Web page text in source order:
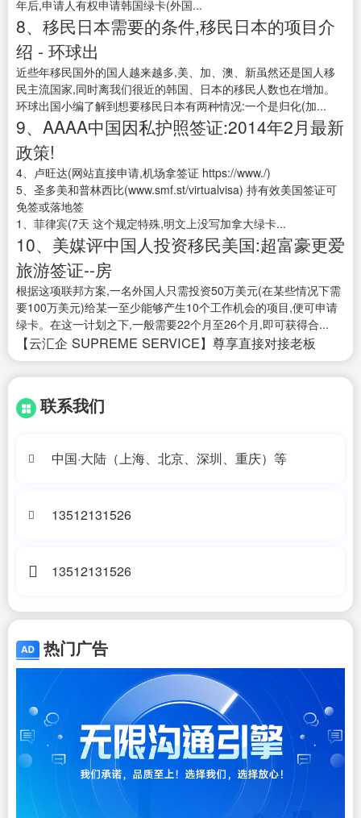
年后,申请人有权申请韩国绿卡(外国...
8、移民日本需要的条件,移民日本的项目介
绍 - 环球出
近些年移民国外的国人越来越多,美、加、澳、新虽然还是国人移
民主流国家,同时离我们很近的韩国、日本的移民人数也在增加。
环球出国小编了解到想要移民日本有两种情况:一个是归化(加...
9、AAAA中国因私护照签证:2014年2月最新
政策!
4、卢旺达(网站直接申请,机场拿签证 https://www./)
5、圣多美和普林西比(www.smf.st/virtualvisa) 持有效美国签证可
免签或落地签
1、菲律宾(7天 这个规定特殊,明文上没写加拿大绿卡...
10、美媒评中国人投资移民美国:超富豪更爱
旅游签证--房
根据这项联邦方案,一名外国人只需投资50万美元(在某些情况下需
要100万美元)给某一至少能够产生10个工作机会的项目,便可申请
绿卡。在这一计划之下,一般需要22个月至26个月,即可获得合...
【云汇企 SUPREME SERVICE】尊享直接对接老板
联系我们
中国·大陆（上海、北京、深圳、重庆）等
13512131526
13512131526
热门广告